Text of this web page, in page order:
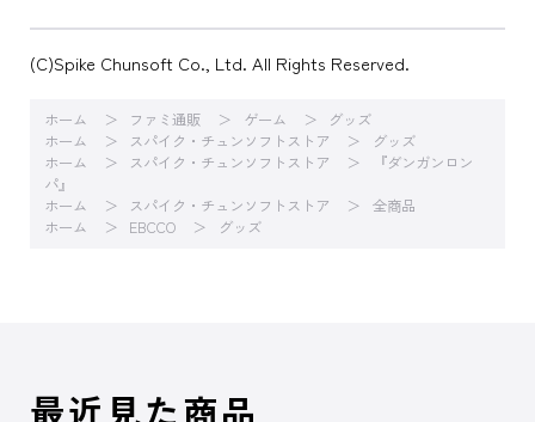
(C)Spike Chunsoft Co., Ltd. All Rights Reserved.
ホーム ファミ通販 ゲーム
グッズ
ホーム
スパイク・チュンソフトストア
グッズ
ホーム
スパイク・チュンソフトストア
『ダンガンロン
パ』
ホーム
スパイク・チュンソフトストア
全商品
ホーム
EBCCO グッズ
最近見た商品